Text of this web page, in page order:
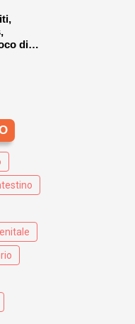
di